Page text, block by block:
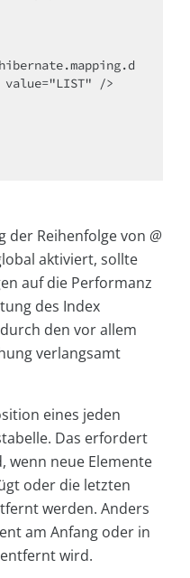
/>
der Reihenfolge von @
aktiviert, sollte
auf die Performanz
des Index
den vor allem
verlangsamt
eines jeden
Das erfordert
wenn neue Elemente
oder die letzten
werden. Anders
am Anfang oder in
wird.